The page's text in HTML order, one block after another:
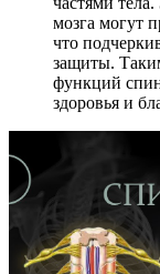
мозга могут
что
защиты.
функций
здоровья и